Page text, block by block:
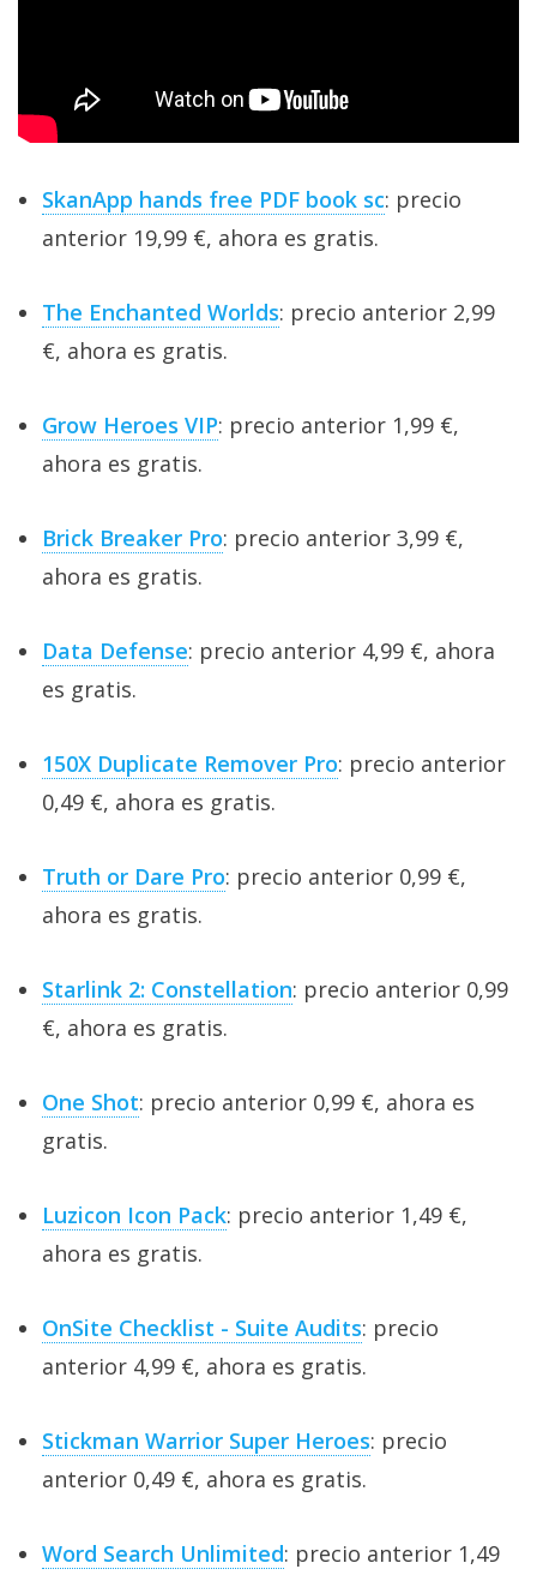
SkanApp hands free PDF book sc: precio
anterior 19,99 €, ahora es gratis.
The Enchanted Worlds: precio anterior 2,99
€, ahora es gratis.
Grow Heroes VIP: precio anterior 1,99 €,
ahora es gratis.
Brick Breaker Pro: precio anterior 3,99 €,
ahora es gratis.
Data Defense: precio anterior 4,99 €, ahora
es gratis.
150X Duplicate Remover Pro: precio anterior
0,49 €, ahora es gratis.
Truth or Dare Pro: precio anterior 0,99 €,
ahora es gratis.
Starlink 2: Constellation: precio anterior 0,99
€, ahora es gratis.
One Shot: precio anterior 0,99 €, ahora es
gratis.
Luzicon Icon Pack: precio anterior 1,49 €,
ahora es gratis.
OnSite Checklist - Suite Audits: precio
anterior 4,99 €, ahora es gratis.
Stickman Warrior Super Heroes: precio
anterior 0,49 €, ahora es gratis.
Word Search Unlimited: precio anterior 1,49